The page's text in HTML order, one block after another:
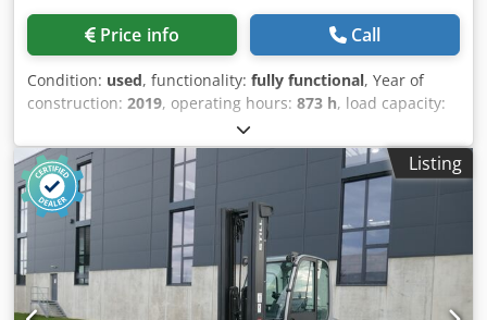
windshield wiper, single pedal, LED, seat.
Price info Call
Condition: used, functionality: fully functional, Year of
construction: 2019, operating hours: 873 h, load capacity:
3,300 mm
type:duplex, construction height:2,450 mm, fork carriage
width:1,200 mm , fork length:
, empty load
weight:7,850 kg , drive type:
, construction width:
1,450 mm
, Diesel forklift Load center: 600 Mast type:
Duplex Technical condition: good Dkjdpfxevgh U Re Algsr
Front tire size: 300-15/8.00 Rear tire size: 7.00-12/5.00
Sideshift, 3rd valve, 4th valve, front working lights, heater,
full cab, CE certificate, safety light,
Listing